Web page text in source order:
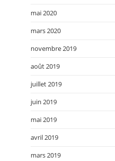
mai 2020
mars 2020
novembre 2019
août 2019
juillet 2019
juin 2019
mai 2019
avril 2019
mars 2019